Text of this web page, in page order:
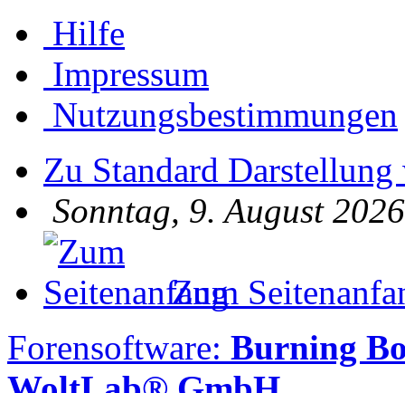
Hilfe
Impressum
Nutzungsbestimmungen
Zu Standard Darstellung
Sonntag, 9. August
Zum
Forensoftware: Burning